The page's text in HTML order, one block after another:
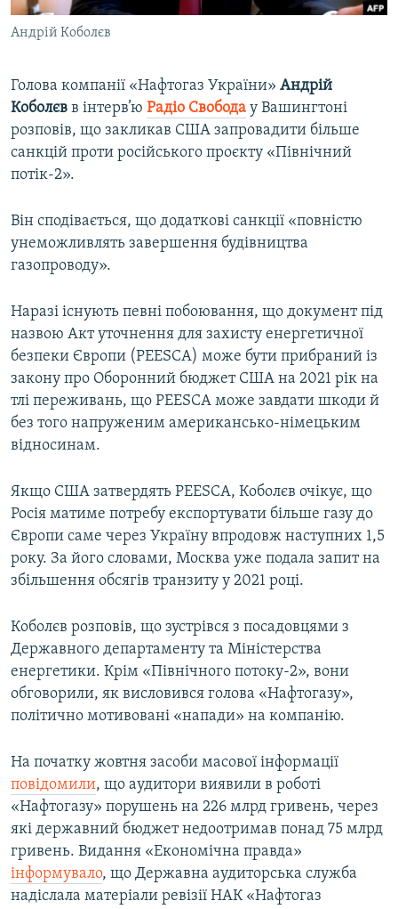
УКРАЇНСЬКА ПРОБЛЕМА КРИМУ
ІНФОГРАФІКА
ДОЛУЧАЙСЯ!
Усі сайти RFE/RL
Андрій Коболєв
Голова компанії «Нафтогаз України» Андрій
Коболєв в інтерв’ю Радіо Свобода у Вашингтоні
розповів, що закликав США запровадити більше
санкцій проти російського проєкту «Північний
потік-2».
Він сподівається, що додаткові санкції «повністю
унеможливлять завершення будівництва
газопроводу».
Наразі існують певні побоювання, що документ під
назвою Акт уточнення для захисту енергетичної
безпеки Європи (PEESCA) може бути прибраний із
закону про Оборонний бюджет США на 2021 рік на
тлі переживань, що PEESCA може завдати шкоди й
без того напруженим американсько-німецьким
відносинам.
Якщо США затвердять PEESCA, Коболєв очікує, що
Росія матиме потребу експортувати більше газу до
Європи саме через Україну впродовж наступних 1,5
року. За його словами, Москва уже подала запит на
збільшення обсягів транзиту у 2021 році.
Коболєв розповів, що зустрівся з посадовцями з
Державного департаменту та Міністерства
енергетики. Крім «Північного потоку-2», вони
обговорили, як висловився голова «Нафтогазу»,
політично мотивовані «напади» на компанію.
На початку жовтня засоби масової інформації
повідомили, що аудитори виявили в роботі
«Нафтогазу» порушень на 226 млрд гривень, через
які державний бюджет недоотримав понад 75 млрд
гривень. Видання «Економічна правда»
інформувало, що Державна аудиторська служба
надіслала матеріали ревізії НАК «Нафтогаз